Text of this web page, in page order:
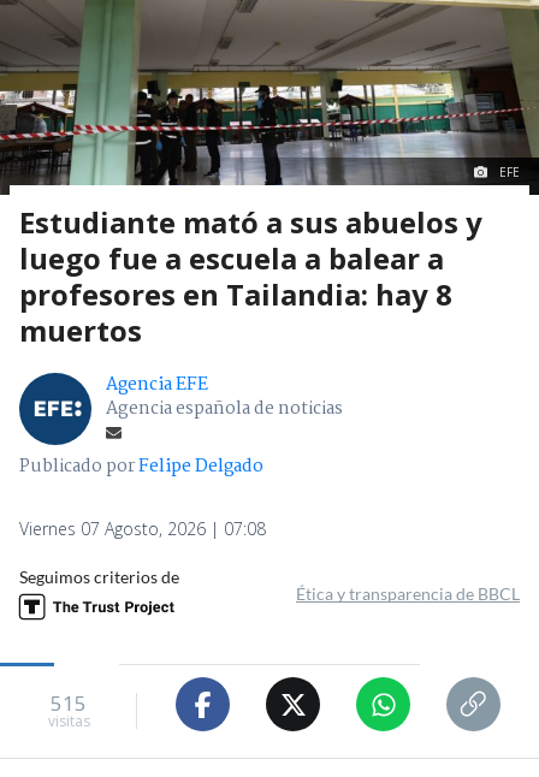
EFE
Estudiante mató a sus abuelos y
luego fue a escuela a balear a
profesores en Tailandia: hay 8
muertos
Agencia EFE
Agencia española de noticias
Publicado porFelipe Delgado
Viernes 07 Agosto, 2026 | 07:08
Seguimos criterios de
Ética y transparencia de BBCL
515
visitas